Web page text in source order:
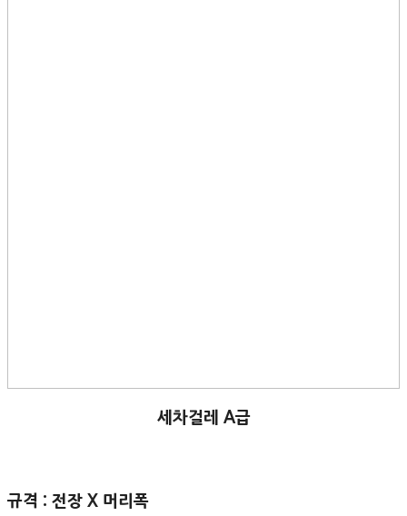
세차걸레 A급
규격 : 전장 X 머리폭